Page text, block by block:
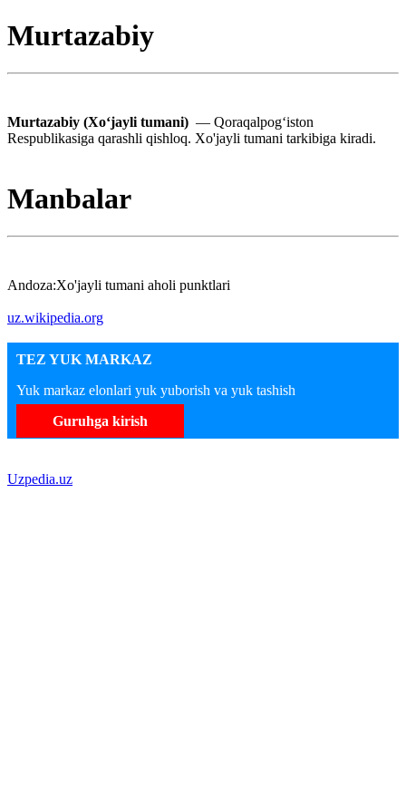
Murtazabiy
Murtazabiy (Xoʻjayli tumani) — Qoraqalpogʻiston
Respublikasiga qarashli qishloq. Xo'jayli tumani tarkibiga kiradi.
Manbalar
Andoza:Xo'jayli tumani aholi punktlari
uz.wikipedia.org
TEZ YUK MARKAZ
Yuk markaz elonlari yuk yuborish va yuk tashish
Guruhga kirish
Uzpedia.uz